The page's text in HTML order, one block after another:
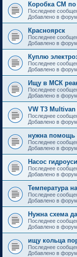
Коробка СМ по
Последнее
Добавлено в
Красноярск
Последнее
Добавлено в
Куплю
Последнее
Добавлено в
Ищу в МСК
Последнее
Добавлено в
VW T3
Последнее
Добавлено в
нужна помощь
Последнее
Добавлено в
Насос
Последнее
Добавлено в
Температура
Последнее
Добавлено в
Нужна схема
Последнее
Добавлено в
ищу кольца
Последнее
Добавлено в